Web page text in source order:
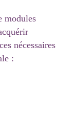
modules
nécessaires
: